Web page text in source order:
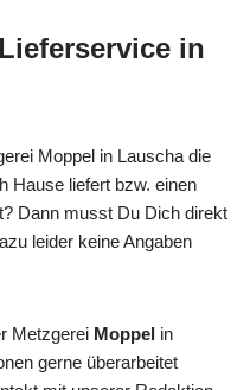
in
Moppel in Lauscha die
Hause liefert bzw. einen
Dann musst Du Dich direkt
leider keine Angaben
Metzgerei Moppel in
gerne überarbeitet